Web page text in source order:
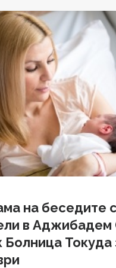
на беседите
в Аджибадем
Болница Токуда